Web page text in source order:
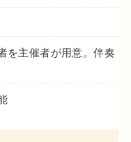
を主催者が用意。伴奏